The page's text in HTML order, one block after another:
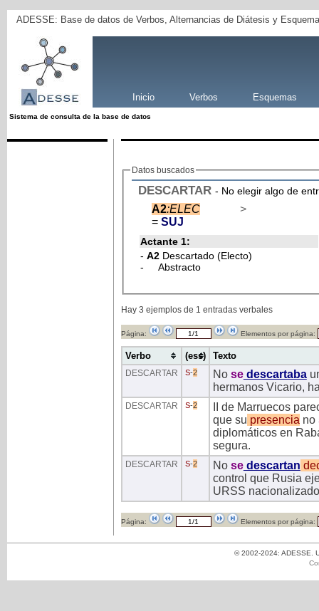
ADESSE: Base de datos de Verbos, Alternancias de Diátesis y
Inicio Verbos Esquemas
Sistema de consulta de la base de datos
Datos buscados
DESCARTAR - No elegir algo de
A2:ELEC
= SUJ
>
Actante 1:
- A2Descartado (Electo)
- Abstracto
Hay 3 ejemplos de 1 entradas verbales
Página: Elementos por página:
Verbo (ess) Texto
DESCARTAR S-2 Nosedescartaba
hermanos Vicario,
DESCARTAR S-2
II de Marruecos
que su presencia no
diplomáticos en
segura.
DESCARTAR S-2 Nosedescartan
control que Rusia
URSS
Página: Elementos por página:
© 2002-2024: ADESSE.